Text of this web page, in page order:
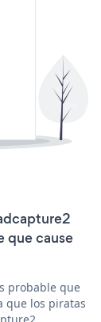
que cause
probable que
que los piratas